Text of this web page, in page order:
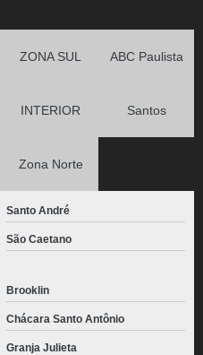
ZONA SUL ABC Paulista
INTERIOR Santos
Zona Norte
Santo André
São Caetano
Brooklin
Chácara Santo Antônio
Granja Julieta